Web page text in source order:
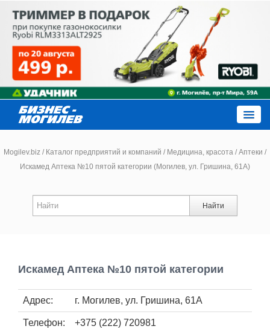
Новости
Афиша
Mogilev.biz / Каталог предприятий и компаний / Медицина, красота / Аптеки /
Искамед Аптека №10 пятой категории (Могилев, ул. Гришина, 61А)
Найти
Искамед Аптека №10 пятой категории
Адрес: г. Могилев, ул. Гришина, 61А
Телефон: +375 (222) 720981